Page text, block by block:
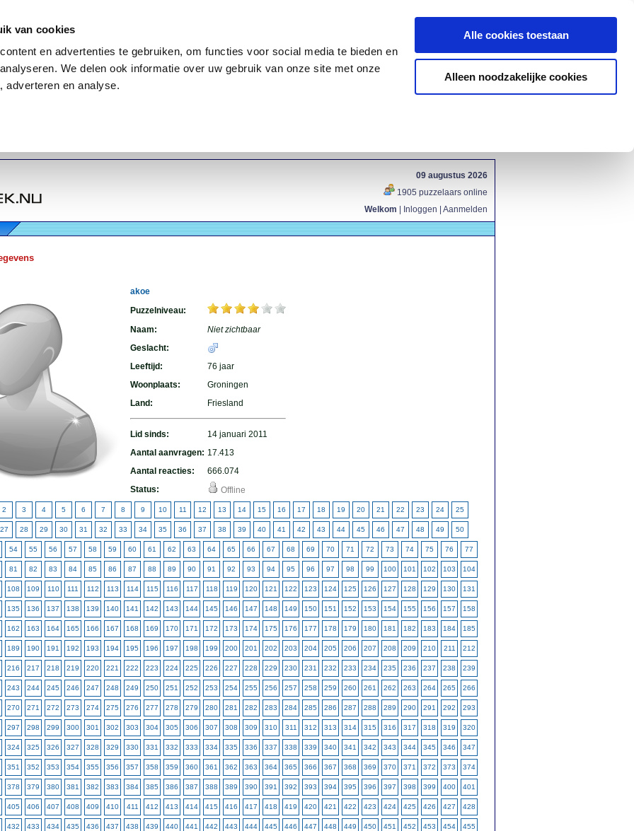
van cookies
en advertenties te gebruiken, om functies voor social media te bieden en
We delen ook informatie over uw gebruik van onze site met onze
adverteren en analyse.
Alle cookies toestaan
Alleen noodzakelijke cookies
09 augustus 2026
1905 puzzelaars online
Welkom
Inloggen Aanmelden
akoe
Puzzelniveau:
Naam:
Niet zichtbaar
Geslacht:
Leeftijd:
76 jaar
Woonplaats:
Groningen
Land:
Friesland
Lid sinds:
14 januari 2011
Aantal aanvragen: 17.413
Aantal reacties:
666.074
Status:
Offline
2 3 4 5 6 7 8 9 10 11 12 13 14 15 16 17 18 19 20 21 22 23 24 25
27 28 29 30 31 32 33 34 35 36 37 38 39 40 41 42 43 44 45 46 47 48 49 50
54 55 56 57 58 59 60 61 62 63 64 65 66 67 68 69 70 71 72 73 74 75 76 77
81 82 83 84 85 86 87 88 89 90 91 92 93 94 95 96 97 98 99 100 101 102 103 104
108 109 110 111 112 113 114 115 116 117 118 119 120 121 122 123 124 125 126 127 128 129 130 131
135 136 137 138 139 140 141 142 143 144 145 146 147 148 149 150 151 152 153 154 155 156 157 158
162 163 164 165 166 167 168 169 170 171 172 173 174 175 176 177 178 179 180 181 182 183 184 185
189 190 191 192 193 194 195 196 197 198 199 200 201 202 203 204 205 206 207 208 209 210 211 212
216 217 218 219 220 221 222 223 224 225 226 227 228 229 230 231 232 233 234 235 236 237 238 239
243 244 245 246 247 248 249 250 251 252 253 254 255 256 257 258 259 260 261 262 263 264 265 266
270 271 272 273 274 275 276 277 278 279 280 281 282 283 284 285 286 287 288 289 290 291 292 293
297 298 299 300 301 302 303 304 305 306 307 308 309 310 311 312 313 314 315 316 317 318 319 320
324 325 326 327 328 329 330 331 332 333 334 335 336 337 338 339 340 341 342 343 344 345 346 347
351 352 353 354 355 356 357 358 359 360 361 362 363 364 365 366 367 368 369 370 371 372 373 374
378 379 380 381 382 383 384 385 386 387 388 389 390 391 392 393 394 395 396 397 398 399 400 401
405 406 407 408 409 410 411 412 413 414 415 416 417 418 419 420 421 422 423 424 425 426 427 428
432 433 434 435 436 437 438 439 440 441 442 443 444 445 446 447 448 449 450 451 452 453 454 455